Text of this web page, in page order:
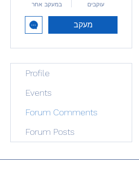
עוקבים במעקב אחר
מעקב
Profile
Events
Forum Comments
Forum Posts